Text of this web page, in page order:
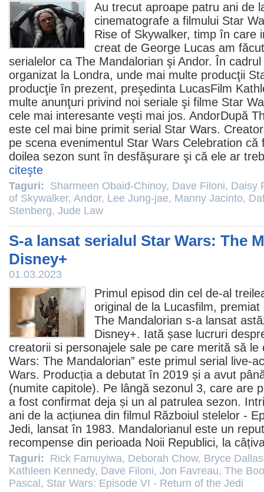
Au trecut aproape patru ani de
cinematografe a filmului Star
Rise of Skywalker, timp în care
creat de George Lucas am
serialelor ca The Mandalorian şi Andor. În cadrul
organizat la Londra, unde mai multe producţii
producţie în prezent, preşedinta LucasFilm
multe anunţuri privind noi seriale şi filme Star
cele mai interesante veşti mai jos. AndorDupă
este cel mai bine primit serial Star Wars.
pe scena evenimentul Star Wars Celebration că
doilea sezon sunt în desfăşurare şi că ele ar
citeşte
Taguri: Sharmeen Obaid-Chinoy, Dave Filoni, Daisy
of Skywalker, Andor, Lee Jung-jae, Manny Jacinto,
Stenberg, Jude Law
S-a lansat serialul Star Wars: The
Disney+
01.03.2023
Primul episod din cel de-al
original de la Lucasfilm,
The Mandalorian s-a lansat
Disney+. Iată șase lucruri
creatorii si personajele sale pe care merită să le
Wars: The Mandalorian” este primul serial live-
Wars. Producția a debutat în 2019 și a avut
(numite capitole). Pe lângă sezonul 3, care are
a fost confirmat deja și un al patrulea sezon.
ani de la acțiunea din filmul Războiul stelelor -
Jedi, lansat în 1983. Mandalorianul este un
recompense din perioada Noii Republici, la
Taguri: Rick Famuyiwa, Deborah Chow, Bryce
Kathleen Kennedy, Dave Filoni, Jon Favreau, The
Pascal , Star Wars: Episode VI - Return of the Jedi